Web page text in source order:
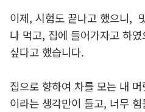
이제, 시험도 끝나고 했으니,
나 먹고, 집에 들어가자고 하
싶다고 했습니다.
집으로 향하여 차를 모는 내
이라는 생각만이 들고, 너무 힘